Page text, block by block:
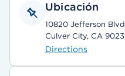
Ubicación
10820 Jefferson Blvd
Culver City, CA
Directions